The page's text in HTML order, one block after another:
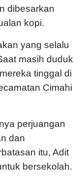
dibesarkan
kopi.
yang selalu
masih duduk
tinggal di
Cimahi
perjuangan
dan
itu, Adit
bersekolah.